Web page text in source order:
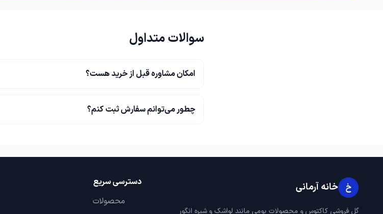
سوالات متداول
امکان مشاوره قبل از خرید هست؟
چطور می‌توانم سفارش ثبت کنم؟
خ خانه آرمانی
گل فروشی کاکتوس و محصولات بومی مانند لواشک و شیره انگور
دسترسی سریع
محصولات